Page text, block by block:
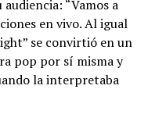
“Vamos a
en vivo. Al igual
se convirtió en un
pop por sí misma y
la interpretaba